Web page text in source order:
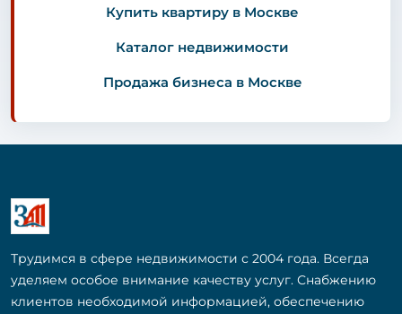
Купить квартиру в Москве
Каталог недвижимости
Продажа бизнеса в Москве
Трудимся в сфере недвижимости с 2004 года. Всегда
уделяем особое внимание качеству услуг. Снабжению
клиентов необходимой информацией, обеспечению